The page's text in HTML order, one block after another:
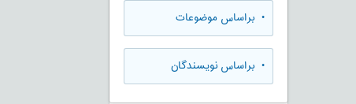
• براساس موضوعات
• براساس نویسندگان